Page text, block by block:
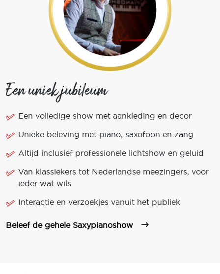
Een uniek jubileum
Een volledige show met aankleding en decor
Unieke beleving met piano, saxofoon en zang
Altijd inclusief professionele lichtshow en geluid
Van klassiekers tot Nederlandse meezingers, voor
ieder wat wils
Interactie en verzoekjes vanuit het publiek
Beleef de gehele Saxypianoshow